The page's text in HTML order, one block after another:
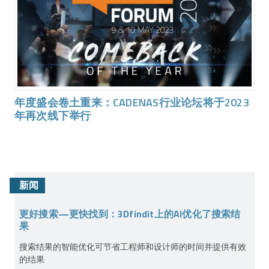
年度盛会卷土重来：CADENAS行业论坛将于2023
年再次线下举行
新闻
更好搜索—更快找到：3Dfindit上的AI优化了搜索结
果
搜索结果的智能优化可节省工程师和设计师的时间并提供有效
的结果